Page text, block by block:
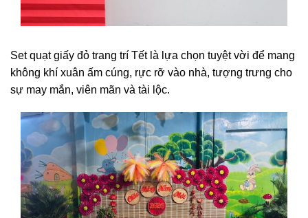
Set quạt giấy đỏ trang trí Tết là lựa chọn tuyệt vời để mang
không khí xuân ấm cúng, rực rỡ vào nhà, tượng trưng cho
sự may mắn, viên mãn và tài lộc.